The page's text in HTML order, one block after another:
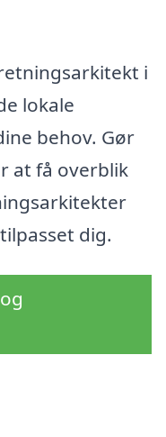
i
lokale
behov. Gør
at få overblik
dig.